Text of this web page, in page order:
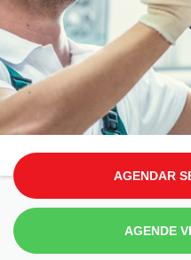
AGENDAR
AGENDE